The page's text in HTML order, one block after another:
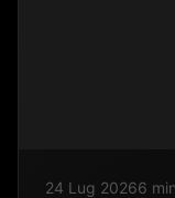
24 Lug 20266 min